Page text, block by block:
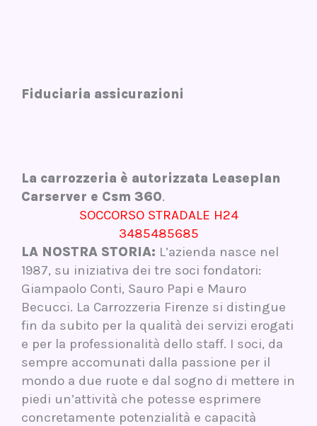
Fiduciaria assicurazioni
La carrozzeria è autorizzata Leaseplan
Carserver e Csm 360.
SOCCORSO STRADALE H24
3485485685
LA NOSTRA STORIA: L’azienda nasce nel
1987, su iniziativa dei tre soci fondatori:
Giampaolo Conti, Sauro Papi e Mauro
Becucci. La Carrozzeria Firenze si distingue
fin da subito per la qualità dei servizi erogati
e per la professionalità dello staff. I soci, da
sempre accomunati dalla passione per il
mondo a due ruote e dal sogno di mettere in
piedi un’attività che potesse esprimere
concretamente potenzialità e capacità